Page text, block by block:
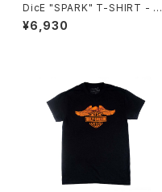
DicE "SPARK" T-SHIRT - W
HITE
¥6,930